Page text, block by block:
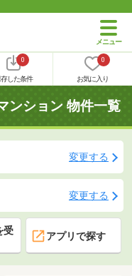
0
した条件
0
お気に入り
ンション 物件一覧
変更する
変更する
受
アプリで探す